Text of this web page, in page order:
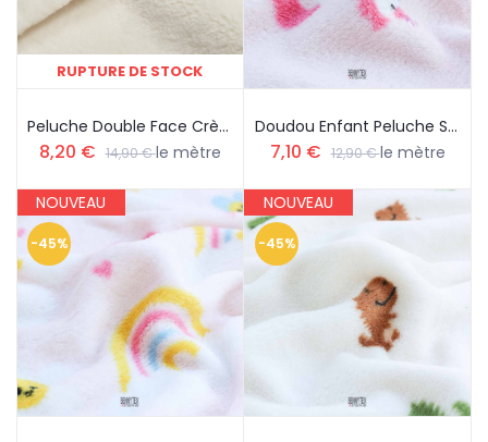
RUPTURE DE STOCK
Peluche Double Face Crème
8,20 € 14,90 €le mètre
Doudou Enfant Peluche Super Doux Petit Oiseau Et Coeur Fond Rose
7,10 € 12,90 €le mètre
-45%
NOUVEAU
-45%
NOUVEAU